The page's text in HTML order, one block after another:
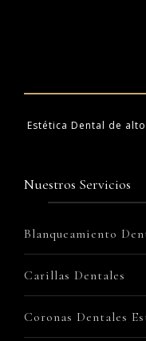
Estética Dental de
Nuestros Servicios
Blanqueamiento
Carillas Dentales
Coronas Dentales